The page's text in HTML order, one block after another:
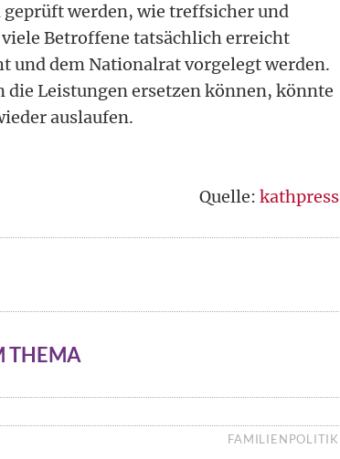
werden, wie treffsicher und
Betroffene tatsächlich erreicht
und dem Nationalrat vorgelegt werden.
die Leistungen ersetzen können, könnte
auslaufen.
Quelle: kathpress
THEMA
FAMILIENPOLITIK